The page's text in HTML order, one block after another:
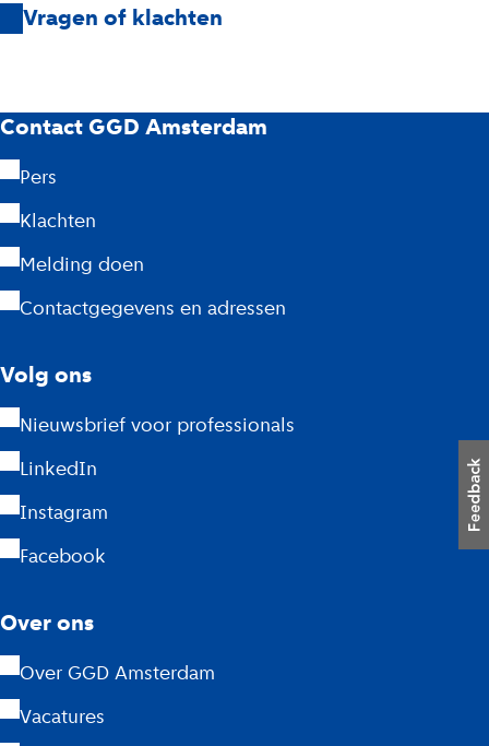
Vragen of klachten
G
G
D
A
m
t
e
r
d
a
m
Contact GGD Amsterdam
Pers
Klachten
Melding doen
Contactgegevens en adressen
Volg ons
Nieuwsbrief voor professionals
LinkedIn
Instagram
Facebook
Over ons
Over GGD Amsterdam
Vacatures